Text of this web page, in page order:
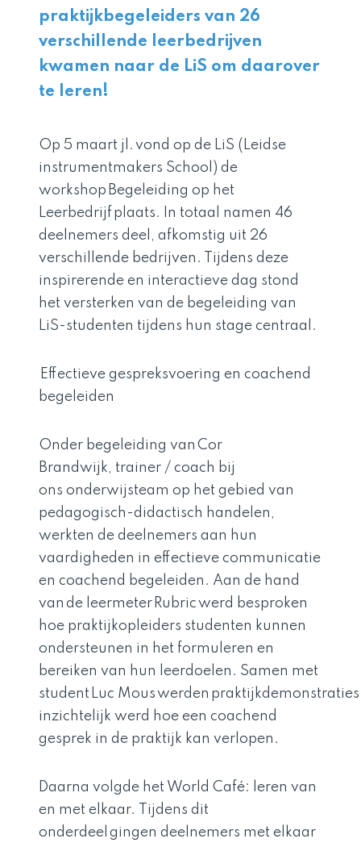
praktijkbegeleiders van 26
verschillende leerbedrijven
kwamen naar de LiS om daarover
te leren!
Op 5 maart jl. vond op de LiS (Leidse
instrumentmakers School) de
workshop Begeleiding op het
Leerbedrijf plaats. In totaal namen 46
deelnemers deel, afkomstig uit 26
verschillende bedrijven. Tijdens deze
inspirerende en interactieve dag stond
het versterken van de begeleiding van
LiS-studenten tijdens hun stage centraal.
Effectieve gespreksvoering en coachend
begeleiden
Onder begeleiding van Cor
Brandwijk, trainer / coach bij
ons onderwijsteam op het gebied van
pedagogisch-didactisch handelen,
werkten de deelnemers aan hun
vaardigheden in effectieve communicatie
en coachend begeleiden. Aan de hand
van de leermeter Rubric werd besproken
hoe praktijkopleiders studenten kunnen
ondersteunen in het formuleren en
bereiken van hun leerdoelen. Samen met
student Luc Mous werden
inzichtelijk werd hoe een coachend
gesprek in de praktijk kan verlopen.
Daarna volgde het World Café: leren van
en met elkaar. Tijdens dit
onderdeel gingen deelnemers met elkaar